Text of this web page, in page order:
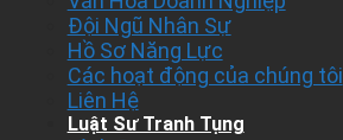
Đội Ngũ Nhân Sự
Hồ Sơ Năng Lực
Các hoạt động của chúng tôi
Liên Hệ
Luật Sư Tranh Tụng